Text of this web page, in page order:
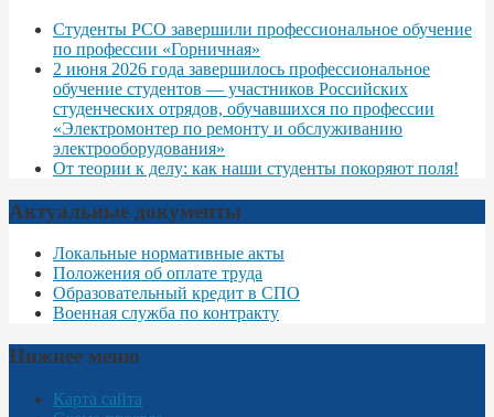
Студенты РСО завершили профессиональное обучение
по профессии «Горничная»
2 июня 2026 года завершилось профессиональное
обучение студентов — участников Российских
студенческих отрядов, обучавшихся по профессии
«Электромонтер по ремонту и обслуживанию
электрооборудования»
От теории к делу: как наши студенты покоряют поля!
Актуальные документы
Локальные нормативные акты
Положения об оплате труда
Образовательный кредит в СПО
Военная служба по контракту
Нижнее меню
Карта сайта